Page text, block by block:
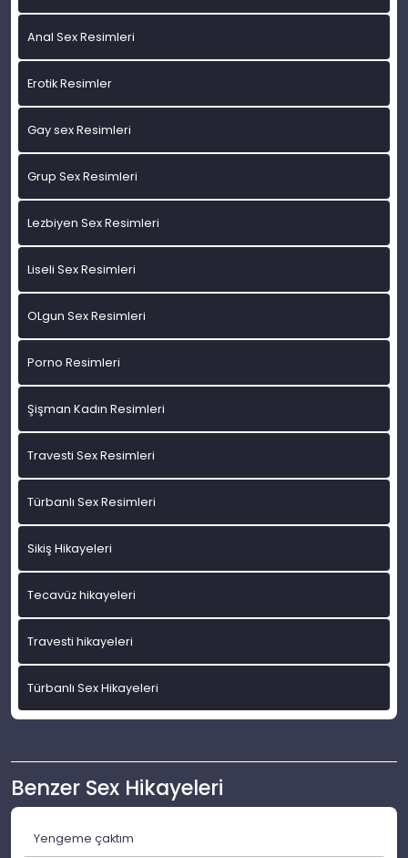
Anal Sex Resimleri
Erotik Resimler
Gay sex Resimleri
Grup Sex Resimleri
Lezbiyen Sex Resimleri
Liseli Sex Resimleri
OLgun Sex Resimleri
Porno Resimleri
Şişman Kadın Resimleri
Travesti Sex Resimleri
Türbanlı Sex Resimleri
Sikiş Hikayeleri
Tecavüz hikayeleri
Travesti hikayeleri
Türbanlı Sex Hikayeleri
Benzer Sex Hikayeleri
Yengeme çaktım